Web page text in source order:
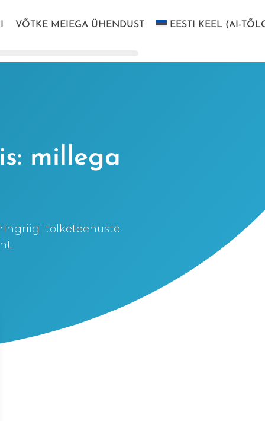
VÕTKE MEIEGA ÜHENDUST EESTI KEEL (AI-
millega
tõlketeenuste